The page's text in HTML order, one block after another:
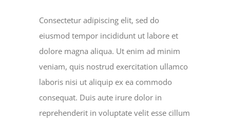
Consectetur adipiscing elit, sed do
eiusmod tempor incididunt ut labore et
dolore magna aliqua. Ut enim ad minim
veniam, quis nostrud exercitation ullamco
laboris nisi ut aliquip ex ea commodo
consequat. Duis aute irure dolor in
reprehenderit in voluptate velit esse cillum